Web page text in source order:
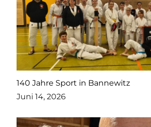
140 Jahre Sport in Bannewitz
Juni 14, 2026